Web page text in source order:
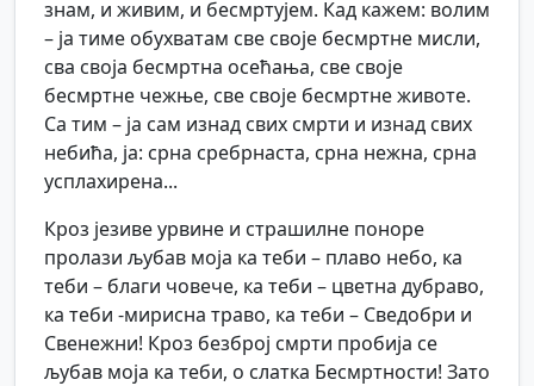
знам, и живим, и бесмртујем. Кад кажем: волим
– ја тиме обухватам све своје бесмртне мисли,
сва своја бесмртна осећања, све своје
бесмртне чежње, све своје бесмртне животе.
Са тим – ја сам изнад свих смрти и изнад свих
небића, ја: срна сребрнаста, срна нежна, срна
усплахирена...
Кроз језиве урвине и страшилне поноре
пролази љубав моја ка теби – плаво небо, ка
теби – благи човече, ка теби – цветна дубраво,
ка теби -мирисна траво, ка теби – Сведобри и
Свенежни! Кроз безброј смрти пробија се
љубав моја ка теби, о слатка Бесмртности! Зато